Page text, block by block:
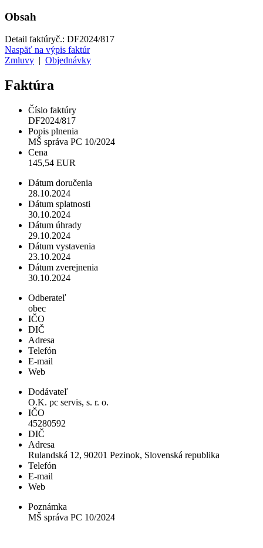
Obsah
Detail faktúryč.: DF2024/817
Naspäť na výpis faktúr
Zmluvy
Objednávky
Faktúra
Číslo faktúry
DF2024/817
Popis plnenia
MŠ správa PC 10/2024
Cena
145,54 EUR
Dátum doručenia
28.10.2024
Dátum splatnosti
30.10.2024
Dátum úhrady
29.10.2024
Dátum vystavenia
23.10.2024
Dátum zverejnenia
30.10.2024
Odberateľ
obec
IČO
DIČ
Adresa
Telefón
E-mail
Web
Dodávateľ
O.K. pc servis, s. r. o.
IČO
45280592
DIČ
Adresa
Rulandská 12, 90201 Pezinok, Slovenská republika
Telefón
E-mail
Web
Poznámka
MŠ správa PC 10/2024